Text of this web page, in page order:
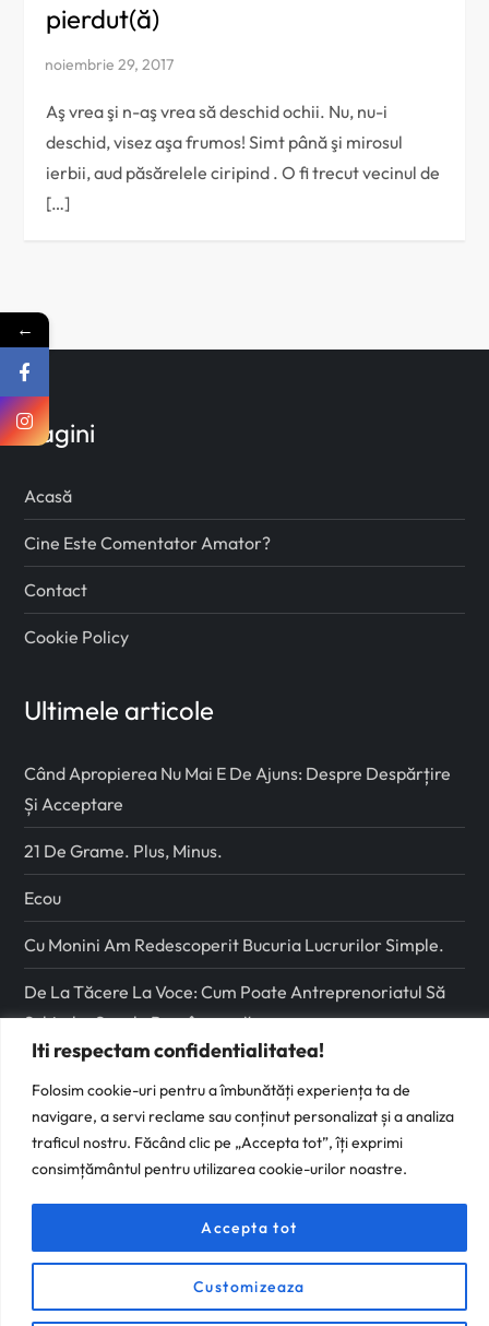
Iti respectam confidentialitatea!
Folosim cookie-uri pentru a îmbunătăți experiența ta de
navigare, a servi reclame sau conținut personalizat și a analiza
traficul nostru. Făcând clic pe „Accepta tot”, îți exprimi
consimțământul pentru utilizarea cookie-urilor noastre.
Customizeaza
Accepta tot
pierdut(ă)
Aş vrea şi n-aş vrea să deschid ochii. Nu, nu-i
deschid, visez aşa frumos! Simt până şi mirosul
ierbii, aud păsărelele ciripind . O fi trecut vecinul de
[…]
Pagini
Acasă
Cine Este Comentator Amator?
Contact
Cookie Policy
Ultimele articole
Când Apropierea Nu Mai E De Ajuns: Despre Despărțire
Și Acceptare
21 De Grame. Plus, Minus.
Ecou
Cu Monini Am Redescoperit Bucuria Lucrurilor Simple.
De La Tăcere La Voce: Cum Poate Antreprenoriatul Să
Schimbe Școala Românească
Urmareste-ma pe
Facebook
←